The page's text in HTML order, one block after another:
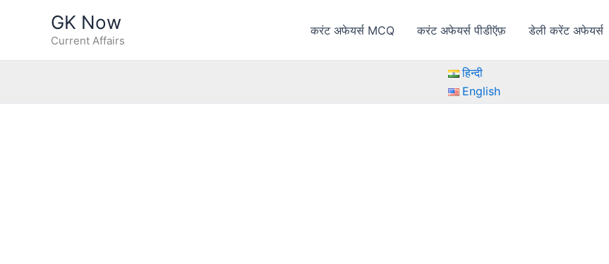
GK Now
Current Affairs
करंट अफेयर्स MCQ करंट अफेयर्स पीडीऍफ़ डेली करेंट अफेयर्स
हिन्दी
English